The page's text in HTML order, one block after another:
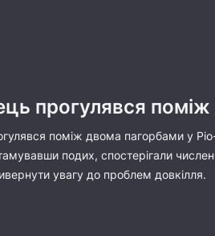
прогулявся
поміж двома пагорбами у
подих, спостерігали
увагу до проблем довкілля.